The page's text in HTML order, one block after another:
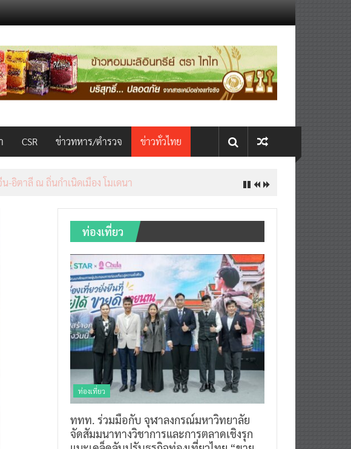
CSR ข่าวทหาร/ตำรวจ ข่าวทั่วไทย
อิตาลี ณ ถิ่นกำเนิดเมือง โมเดนา
ท่องเที่ยว
ท่องเที่ยว
ททท. ร่วมมือกับ จุฬาลงกรณ์มหาวิทยาลัย
จัดสัมมนาทางวิชาการและการตลาดเชิงรุก